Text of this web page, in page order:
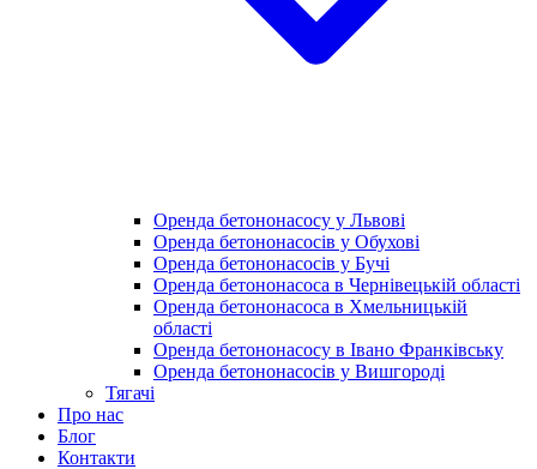
Оренда бетононасосу у Львові
Оренда бетононасосів у Обухові
Оренда бетононасосів у Бучі
Оренда бетононасоса в Чернівецькій області
Оренда бетононасоса в Хмельницькій
області
Оренда бетононасосу в Івано Франківську
Оренда бетононасосів у Вишгороді
Тягачі
Про нас
Блог
Контакти